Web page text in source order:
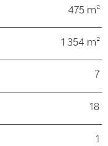
475 m²
1 354 m²
7
18
1